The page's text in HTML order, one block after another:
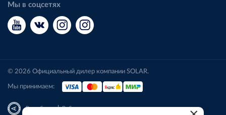
Мы в соцсетях
© 2026 Официальный дилер компании SOLAR.
Мы принимаем:
Разработка|Веб-аналитика